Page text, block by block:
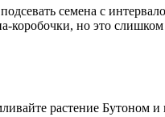
семена с
коробочки, но это
растение Бутоном